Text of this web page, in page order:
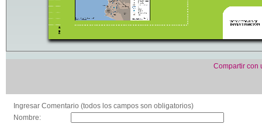
Compartir con
Ingresar Comentario (todos los campos son obligatorios)
Nombre: